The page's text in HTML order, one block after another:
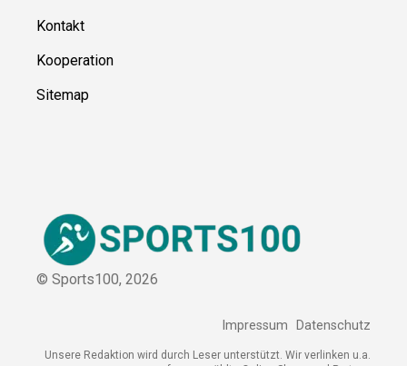
Kontakt
Kooperation
Sitemap
© Sports100, 2026
Impressum Datenschutz
Unsere Redaktion wird durch Leser unterstützt. Wir verlinken